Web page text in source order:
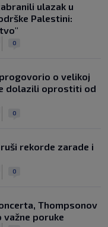
ulazak u
Palestini:
0
o velikoj
dolazili oprostiti od
0
rekorde zarade i
0
Thompsonov
poruke